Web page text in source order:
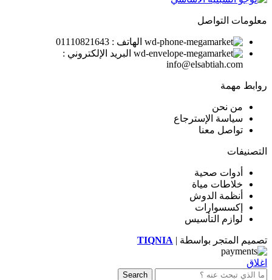
معلومات التواصل
الهاتف : 01110821643
البريد الإلكتروني :
info@elsabtiah.com
روابط مهمة
من نحن
سياسة الإسترجاع
تواصل معنا
التصنيفات
أدوات صحية
خلاطات مياة
أنظمة الدوش
إكسسوارات
لوازم التأسيس
تصميم المتجر بواسطة | TIQNIA
اغلاق
Search